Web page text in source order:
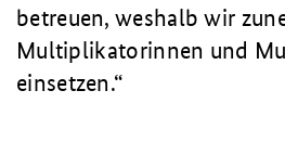
betreuen, weshalb wir
Multiplikatorinnen und
einsetzen.